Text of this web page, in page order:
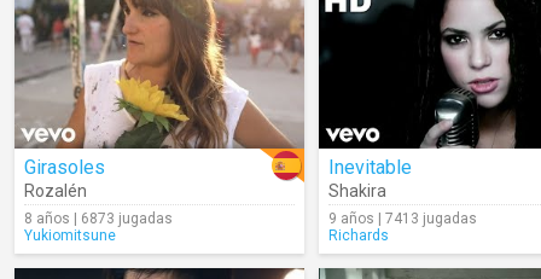
Girasoles
Rozalén
8 años | 6873 jugadas
Yukiomitsune
Inevitable
Shakira
9 años | 7413 jugadas
Richards